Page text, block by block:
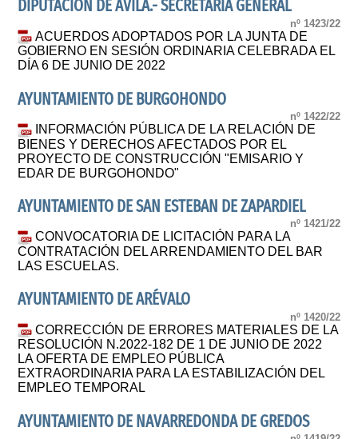
DIPUTACION DE AVILA.- SECRETARIA GENERAL
nº 1423/22
ACUERDOS ADOPTADOS POR LA JUNTA DE
GOBIERNO EN SESIÓN ORDINARIA CELEBRADA EL
DÍA 6 DE JUNIO DE 2022
AYUNTAMIENTO DE BURGOHONDO
nº 1422/22
INFORMACIÓN PÚBLICA DE LA RELACIÓN DE
BIENES Y DERECHOS AFECTADOS POR EL
PROYECTO DE CONSTRUCCIÓN "EMISARIO Y
EDAR DE BURGOHONDO"
AYUNTAMIENTO DE SAN ESTEBAN DE ZAPARDIEL
nº 1421/22
CONVOCATORIA DE LICITACIÓN PARA LA
CONTRATACIÓN DEL ARRENDAMIENTO DEL BAR
LAS ESCUELAS.
AYUNTAMIENTO DE ARÉVALO
nº 1420/22
CORRECCIÓN DE ERRORES MATERIALES DE LA
RESOLUCIÓN N.2022-182 DE 1 DE JUNIO DE 2022
LA OFERTA DE EMPLEO PÚBLICA
EXTRAORDINARIA PARA LA ESTABILIZACIÓN DEL
EMPLEO TEMPORAL
AYUNTAMIENTO DE NAVARREDONDA DE GREDOS